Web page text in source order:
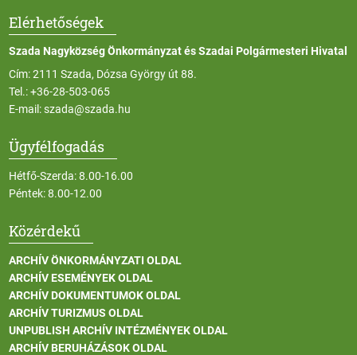
Elérhetőségek
Szada Nagyközség Önkormányzat és Szadai Polgármesteri Hivatal
Cím: 2111 Szada, Dózsa György út 88.
Tel.:+36-28-503-065
E-mail:szada@szada.hu
Ügyfélfogadás
Hétfő-Szerda: 8.00-16.00
Péntek: 8.00-12.00
Közérdekű
ARCHÍV ÖNKORMÁNYZATI OLDAL
ARCHÍV ESEMÉNYEK OLDAL
ARCHÍV DOKUMENTUMOK OLDAL
ARCHÍV TURIZMUS OLDAL
UNPUBLISH ARCHÍV INTÉZMÉNYEK OLDAL
ARCHÍV BERUHÁZÁSOK OLDAL